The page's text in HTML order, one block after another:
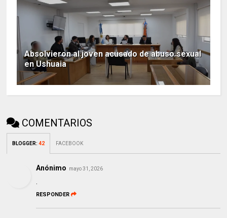
Absolvieron al joven acusado de abuso sexual
en Ushuaia
COMENTARIOS
BLOGGER:42 FACEBOOK
Anónimo mayo 31, 2026
.
RESPONDER